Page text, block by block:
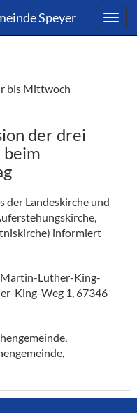
Speyer
bis Mittwoch
der drei
beim
der Landeskirche und
informiert
Luther-King-
King-Weg 1, 67346